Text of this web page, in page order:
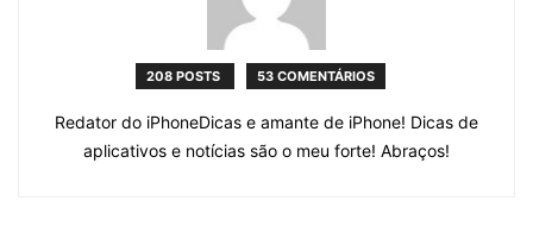
208 POSTS 53 COMENTÁRIOS
Redator do iPhoneDicas e amante de iPhone! Dicas de
aplicativos e notícias são o meu forte! Abraços!